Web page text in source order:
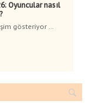
Oyuncular nasıl
gösteriyor ...